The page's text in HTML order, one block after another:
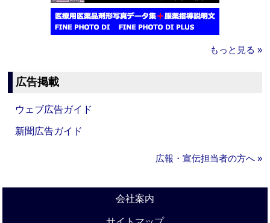
もっと見る »
広告掲載
ウェブ広告ガイド
新聞広告ガイド
広報・宣伝担当者の方へ »
会社案内